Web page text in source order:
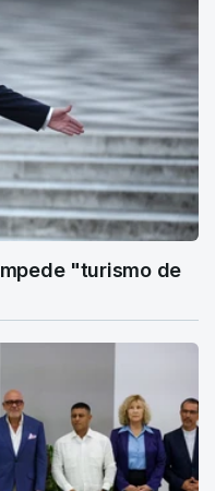
"turismo de